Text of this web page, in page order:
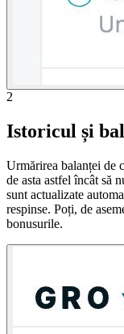
2
Istoricul și
Urmărirea balanței de
de asta astfel încât să
sunt actualizate
respinse. Poți, de
bonusurile.